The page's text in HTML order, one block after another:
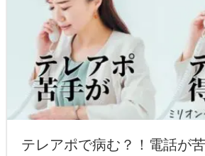
テレアポで病む？！電話が